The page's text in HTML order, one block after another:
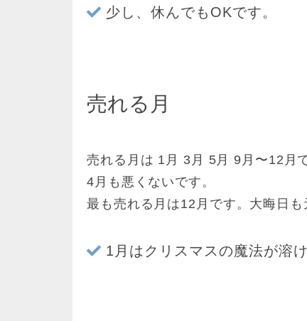
少し、休んでもOKです。
売れる月
売れる月は 1月 3月 5月 9月〜12月で
4月も悪くないです。
最も売れる月は12月です。大晦日も
1月はクリスマスの魔法が溶